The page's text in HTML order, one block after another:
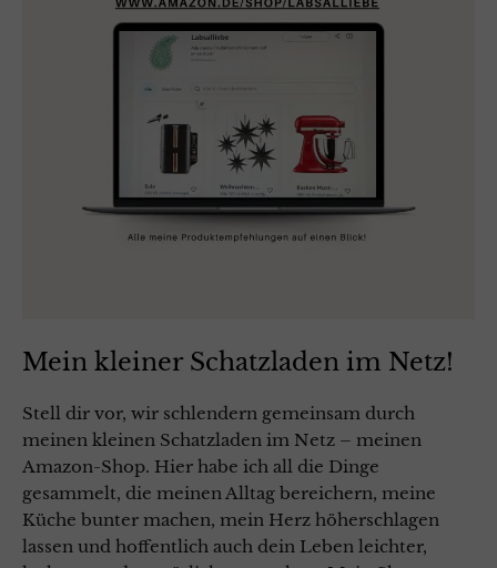
Mein kleiner Schatzladen im Netz!
Stell dir vor, wir schlendern gemeinsam durch
meinen kleinen Schatzladen im Netz – meinen
Amazon-Shop. Hier habe ich all die Dinge
gesammelt, die meinen Alltag bereichern, meine
Küche bunter machen, mein Herz höherschlagen
lassen und hoffentlich auch dein Leben leichter,